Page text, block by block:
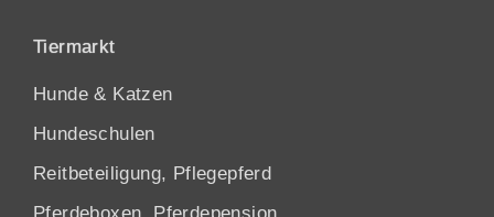
Tiermarkt
Hunde & Katzen
Hundeschulen
Reitbeteiligung, Pflegepferd